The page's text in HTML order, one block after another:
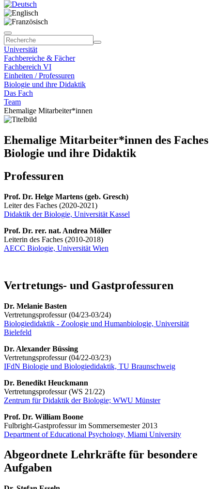
Universität
Fachbereiche & Fächer
Fachbereich VI
Einheiten / Professuren
Biologie und ihre Didaktik
Das Fach
Team
Ehemalige Mitarbeiter*innen
Ehemalige Mitarbeiter*innen des Faches
Biologie und ihre Didaktik
Professuren
Prof. Dr. Helge Martens (geb. Gresch)
Leiter des Faches (2020-2021)
Didaktik der Biologie, Universität Kassel
Prof. Dr. rer. nat. Andrea Möller
Leiterin des Faches (2010-2018)
AECC Biologie, Universität Wien
Vertretungs- und Gastprofessuren
Dr. Melanie Basten
Vertretungsprofessur (04/23-03/24)
Biologiedidaktik - Zoologie und Humanbiologie, Universität
Bielefeld
Dr. Alexander Büssing
Vertretungsprofessur (04/22-03/23)
IFdN Biologie und Biologiedidaktik, TU Braunschweig
Dr. Benedikt Heuckmann
Vertretungsprofessur (WS 21/22)
Zentrum für Didaktik der Biologie; WWU Münster
Prof. Dr. William Boone
Fulbright-Gastprofessur im Sommersemester 2013
Department of Educational Psychology, Miami University
Abgeordnete Lehrkräfte für besondere
Aufgaben